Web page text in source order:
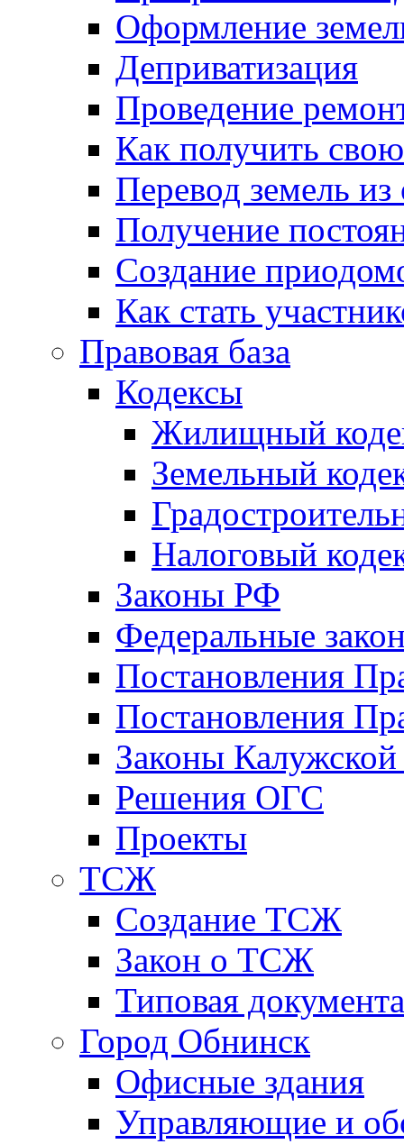
Оформление
Деприватизация
Проведение
Как получить
Перевод земель
Получение
Создание
Как стать
Правовая база
Кодексы
Жилищный
Земельный
Налоговый
Законы РФ
Федеральные
Постановления
Постановления
Законы Калужской
Решения ОГС
Проекты
ТСЖ
Создание ТСЖ
Закон о ТСЖ
Типовая
Город Обнинск
Офисные здания
Управляющие и